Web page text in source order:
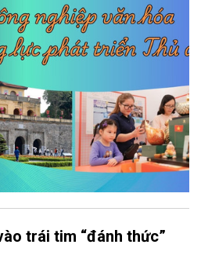
ủy, nhiều nhiệm vụ, giải pháp đồng
huy nguồn lực con người, khơi
nền tảng cho sự phát triển bền
trái tim “đánh thức”